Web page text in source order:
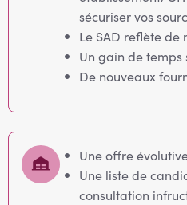
sécuriser vos
Le SAD reflète de
Un gain de temps
De nouveaux
Une offre
Une liste de
consultation